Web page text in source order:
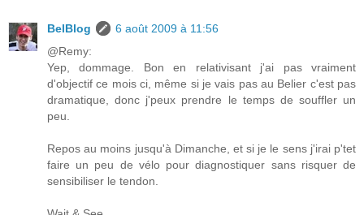
BelBlog
6 août 2009 à 11:56
@Remy:
Yep, dommage. Bon en relativisant j'ai pas vraiment
d'objectif ce mois ci, même si je vais pas au Belier c'est pas
dramatique, donc j'peux prendre le temps de souffler un
peu.
Repos au moins jusqu'à Dimanche, et si je le sens j'irai p'tet
faire un peu de vélo pour diagnostiquer sans risquer de
sensibiliser le tendon.